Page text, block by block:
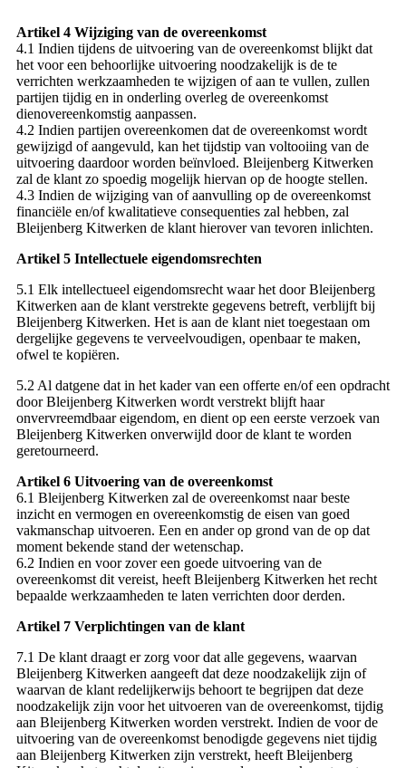
Artikel 4 Wijziging van de overeenkomst
4.1 Indien tijdens de uitvoering van de overeenkomst blijkt dat
het voor een behoorlijke uitvoering noodzakelijk is de te
verrichten werkzaamheden te wijzigen of aan te vullen, zullen
partijen tijdig en in onderling overleg de overeenkomst
dienovereenkomstig aanpassen.
4.2 Indien partijen overeenkomen dat de overeenkomst wordt
gewijzigd of aangevuld, kan het tijdstip van voltooiing van de
uitvoering daardoor worden beïnvloed. Bleijenberg Kitwerken
zal de klant zo spoedig mogelijk hiervan op de hoogte stellen.
4.3 Indien de wijziging van of aanvulling op de overeenkomst
financiële en/of kwalitatieve consequenties zal hebben, zal
Bleijenberg Kitwerken de klant hierover van tevoren inlichten.
Artikel 5 Intellectuele eigendomsrechten
5.1 Elk intellectueel eigendomsrecht waar het door Bleijenberg
Kitwerken aan de klant verstrekte gegevens betreft, verblijft bij
Bleijenberg Kitwerken. Het is aan de klant niet toegestaan om
dergelijke gegevens te verveelvoudigen, openbaar te maken,
ofwel te kopiëren.
5.2 Al datgene dat in het kader van een offerte en/of een opdracht
door Bleijenberg Kitwerken wordt verstrekt blijft haar
onvervreemdbaar eigendom, en dient op een eerste verzoek van
Bleijenberg Kitwerken onverwijld door de klant te worden
geretourneerd.
Artikel 6 Uitvoering van de overeenkomst
6.1 Bleijenberg Kitwerken zal de overeenkomst naar beste
inzicht en vermogen en overeenkomstig de eisen van goed
vakmanschap uitvoeren. Een en ander op grond van de op dat
moment bekende stand der wetenschap.
6.2 Indien en voor zover een goede uitvoering van de
overeenkomst dit vereist, heeft Bleijenberg Kitwerken het recht
bepaalde werkzaamheden te laten verrichten door derden.
Artikel 7 Verplichtingen van de klant
7.1 De klant draagt er zorg voor dat alle gegevens, waarvan
Bleijenberg Kitwerken aangeeft dat deze noodzakelijk zijn of
waarvan de klant redelijkerwijs behoort te begrijpen dat deze
noodzakelijk zijn voor het uitvoeren van de overeenkomst, tijdig
aan Bleijenberg Kitwerken worden verstrekt. Indien de voor de
uitvoering van de overeenkomst benodigde gegevens niet tijdig
aan Bleijenberg Kitwerken zijn verstrekt, heeft Bleijenberg